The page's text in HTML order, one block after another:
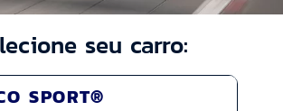
seu carro:
SPORT®